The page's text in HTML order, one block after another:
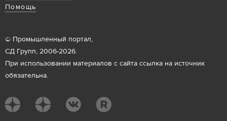
Помощь
© Промышленный портал,
СД Групп, 2006-2026.
При использовании материалов с сайта ссылка на источник
обязательна.